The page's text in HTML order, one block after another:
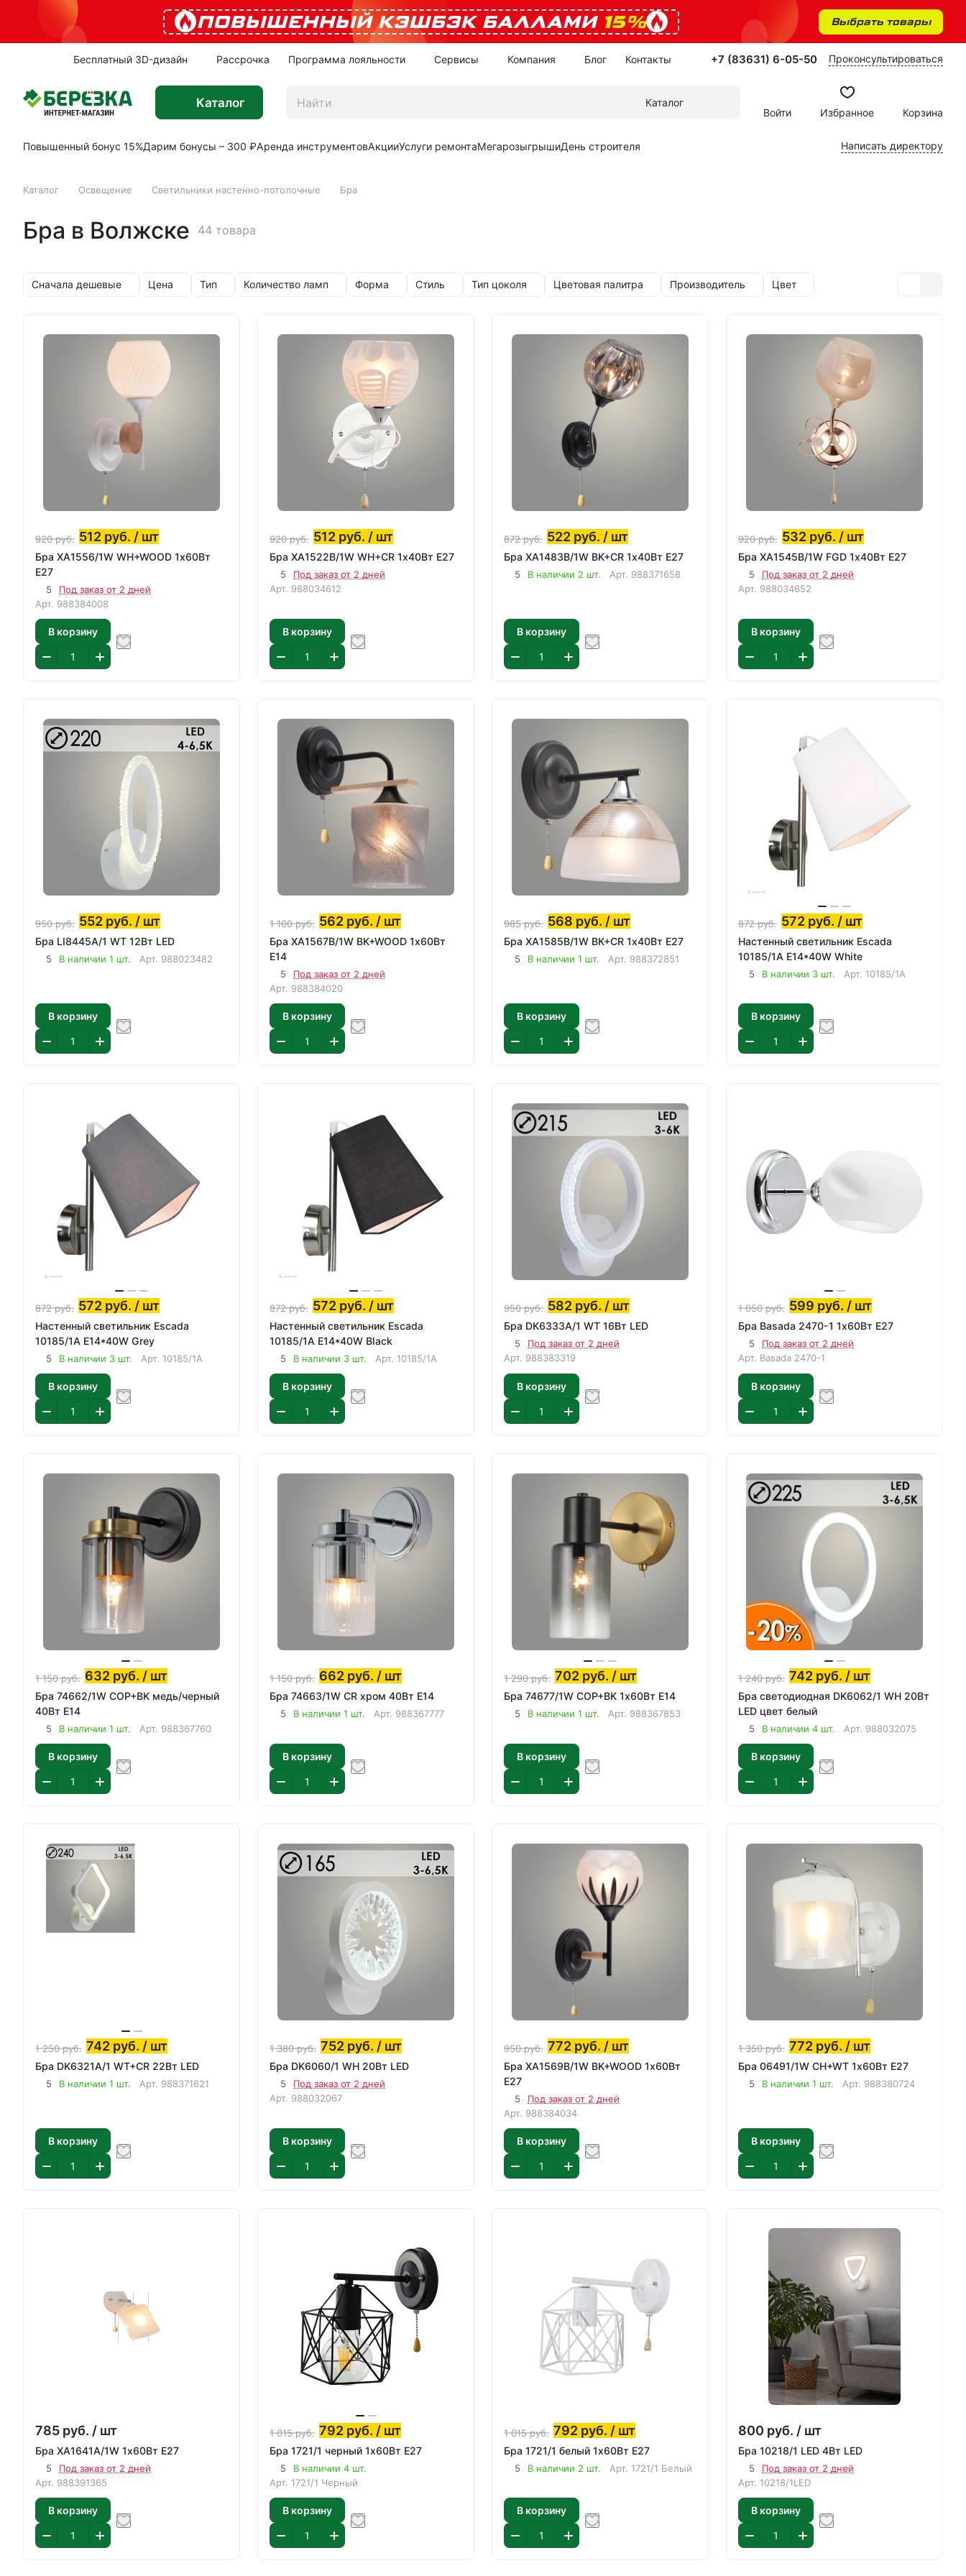
ПОВЫШЕННЫЙ КЭШБЭК БАЛЛАМИ 15% Выбрать товары
Бесплатный 3D-дизайн Рассрочка Программа лояльности Сервисы Компания Блог Контакты +7 (83631) 6-05-50 Проконсультироваться
Каталог
Каталог
Войти
Избранное Корзина
Повышенный бонус 15%Дарим бонусы – 300 ₽Аренда инструментовАкцииУслуги ремонтаМегарозыгрышиДень строителя Написать директору
Каталог Освещение Светильники настенно-потолочные Бра
Бра в Волжске 44 товара
Сначала дешевые Цена Тип Количество ламп Форма Стиль Тип цоколя Цветовая палитра Производитель Цвет
920руб. 512 руб. / шт
Бра XA1556/1W WH+WOOD 1х60Вт
E27
5
Под заказ от 2 дней
Арт. 988384008
В корзину
920руб. 512 руб. / шт
Бра XA1522B/1W WH+CR 1х40Вт E27
5
Под заказ от 2 дней
Арт. 988034612
В корзину
872руб. 522 руб. / шт
Бра XA1483B/1W BK+CR 1х40Вт E27
5 В наличии 2 шт. Арт. 988371658
В корзину
920руб. 532 руб. / шт
Бра XA1545B/1W FGD 1х40Вт E27
5
Под заказ от 2 дней
Арт. 988034652
В корзину
950руб. 552 руб. / шт
Бра LI8445A/1 WT 12Вт LED
5 В наличии 1 шт. Арт. 988023482
В корзину
1 100руб. 562 руб. / шт
Бра XA1567B/1W BK+WOOD 1х60Вт
E14
5
Под заказ от 2 дней
Арт. 988384020
В корзину
985руб. 568 руб. / шт
Бра XA1585B/1W BK+CR 1х40Вт E27
5 В наличии 1 шт. Арт. 988372851
В корзину
872руб. 572 руб. / шт
Настенный светильник Escada
10185/1A E14*40W White
5 В наличии 3 шт. Арт. 10185/1A
В корзину
872руб. 572 руб. / шт
Настенный светильник Escada
10185/1A E14*40W Grey
5 В наличии 3 шт. Арт. 10185/1A
В корзину
872руб. 572 руб. / шт
Настенный светильник Escada
10185/1A E14*40W Black
5 В наличии 3 шт. Арт. 10185/1A
В корзину
950руб. 582 руб. / шт
Бра DK6333A/1 WT 16Вт LED
5
Под заказ от 2 дней
Арт. 988383319
В корзину
1 050руб. 599 руб. / шт
Бра Basada 2470-1 1х60Вт E27
5
Под заказ от 2 дней
Арт. Basada 2470-1
В корзину
1 150руб. 632 руб. / шт
Бра 74662/1W COP+BK медь/черный
40Вт E14
5 В наличии 1 шт. Арт. 988367760
В корзину
1 150руб. 662 руб. / шт
Бра 74663/1W CR хром 40Вт E14
5 В наличии 1 шт. Арт. 988367777
В корзину
1 290руб. 702 руб. / шт
Бра 74677/1W COP+BK 1х60Вт E14
5 В наличии 1 шт. Арт. 988367853
В корзину
1 240руб. 742 руб. / шт
Бра светодиодная DK6062/1 WH 20Вт
LED цвет белый
5 В наличии 4 шт. Арт. 988032075
В корзину
1 250руб. 742 руб. / шт
Бра DK6321A/1 WT+CR 22Вт LED
5 В наличии 1 шт. Арт. 988371621
В корзину
1 380руб. 752 руб. / шт
Бра DK6060/1 WH 20Вт LED
5
Под заказ от 2 дней
Арт. 988032067
В корзину
950руб. 772 руб. / шт
Бра XA1569B/1W BK+WOOD 1х60Вт
E27
5
Под заказ от 2 дней
Арт. 988384034
В корзину
1 350руб. 772 руб. / шт
Бра 06491/1W CH+WT 1х60Вт E27
5 В наличии 1 шт. Арт. 988380724
В корзину
785 руб. / шт
Бра XA1641A/1W 1х60Вт E27
5
Под заказ от 2 дней
Арт. 988391365
В корзину
1 015руб. 792 руб. / шт
Бра 1721/1 черный 1х60Вт E27
5
В наличии 4 шт.
Арт. 1721/1 Черный
В корзину
1 015руб. 792 руб. / шт
Бра 1721/1 белый 1х60Вт E27
5 В наличии 2 шт. Арт. 1721/1 Белый
В корзину
800 руб. / шт
Бра 10218/1 LED 4Вт LED
5
Под заказ от 2 дней
Арт. 10218/1LED
В корзину